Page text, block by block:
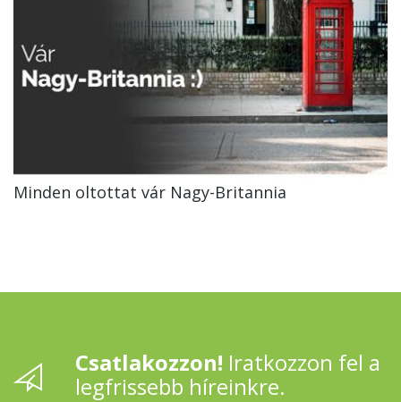
Minden oltottat vár Nagy-Britannia
Csatlakozzon! Iratkozzon fel a
legfrissebb híreinkre.